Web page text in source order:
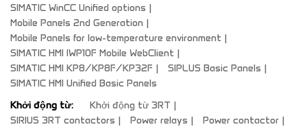
SIMATIC WinCC Unified options
Mobile Panels 2nd Generation
Mobile Panels for low-temperature environment
SIMATIC HMI IWP10F Mobile WebClient
SIMATIC HMI KP8/KP8F/KP32F
SIPLUS Basic Panels
SIMATIC HMI Unified Basic Panels
Khởi động từ:
Khởi động từ 3RT
SIRIUS 3RT contactors
Power relays
Power contactor